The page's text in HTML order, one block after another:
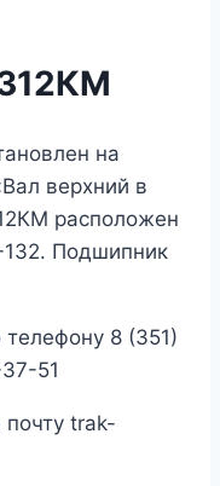
на
верхний в
расположен
132. Подшипник
8 (351)
51
trak-